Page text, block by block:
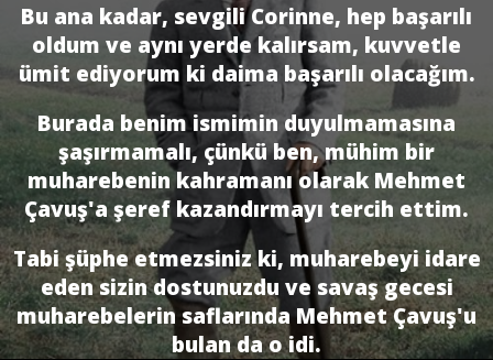
Bu ana kadar, sevgili Corinne, hep başarılı
oldum ve aynı yerde kalırsam, kuvvetle
ümit ediyorum ki daima başarılı olacağım.
Burada benim ismimin duyulmamasına
şaşırmamalı, çünkü ben, mühim bir
muharebenin kahramanı olarak Mehmet
Çavuş'a şeref kazandırmayı tercih ettim.
Tabi şüphe etmezsiniz ki, muharebeyi idare
eden sizin dostunuzdu ve savaş gecesi
muharebelerin saflarında Mehmet Çavuş'u
bulan da o idi.